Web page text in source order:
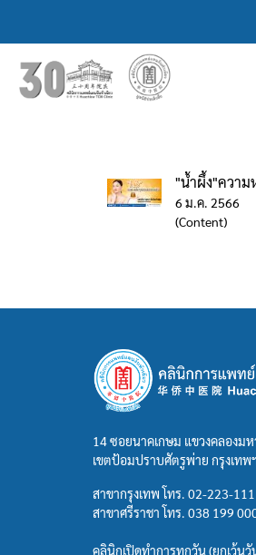
"น้ำผึ้ง"ควา
6 ม.ค. 2566
(Content)
14 ซอยนาคเกษม แขวงคลองม
เขตป้อมปราบศัตรูพ่าย กรุงเทพ
สาขากรุงเทพ โทร. 02-223-
สาขาศรีราชา โทร. 038 199
คลินิกเปิดทำการทุกวัน (ยกเว้น